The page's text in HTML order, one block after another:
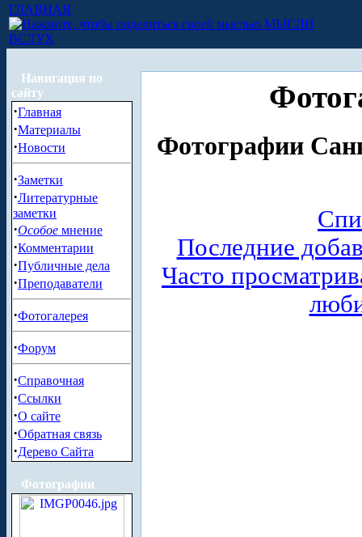
ГЛАВНАЯ
МЫСЛИ
ВСЛУХ
Навигация по
сайту
·Главная
·Материалы
·Новости
·Заметки
·Литературные
заметки
·Особое мнение
·Комментарии
·Публичные дела
·Преподаватели
·Фотогалерея
·Форум
·Справочная
·Ссылки
·О сайте
·Обратная связь
·Дерево Сайта
Фотографии
Фотографии
Последние
Часто